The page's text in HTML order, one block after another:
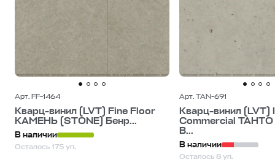
Арт. FF-1464
Кварц-винил (LVT) Fine Floor
КАМЕНЬ (STONE) Бенр...
В наличии
Осталось 175 уп.
Арт. TAN-691
Кварц-винил (LVT)
Commercial ТАНТО
В...
В наличии
Осталось 8 уп.